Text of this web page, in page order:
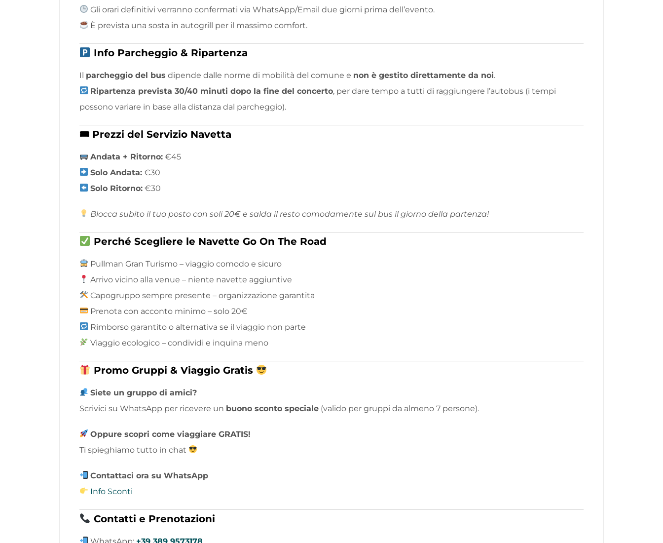
Gli orari definitivi verranno confermati via WhatsApp/Email due giorni prima dell’evento.
È prevista una sosta in autogrill per il massimo comfort.
Info Parcheggio & Ripartenza
Il parcheggio del bus dipende dalle norme di mobilità del comune e non è gestito direttamente da noi.
Ripartenza prevista 30/40 minuti dopo la fine del concerto, per dare tempo a tutti di raggiungere l’autobus (i tempi
possono variare in base alla distanza dal parcheggio).
🎟 Prezzi del Servizio Navetta
Andata + Ritorno: €45
Solo Andata: €30
Solo Ritorno: €30
Blocca subito il tuo posto con soli 20€ e salda il resto comodamente sul bus il giorno della partenza!
Perché Scegliere le Navette Go On The Road
Pullman Gran Turismo – viaggio comodo e sicuro
Arrivo vicino alla venue – niente navette aggiuntive
Capogruppo sempre presente – organizzazione garantita
Prenota con acconto minimo – solo 20€
Rimborso garantito o alternativa se il viaggio non parte
Viaggio ecologico – condividi e inquina meno
Promo Gruppi & Viaggio Gratis
Siete un gruppo di amici?
Scrivici su WhatsApp per ricevere un buono sconto speciale (valido per gruppi da almeno 7 persone).
Oppure scopri come viaggiare GRATIS!
Ti spieghiamo tutto in chat
Contattaci ora su WhatsApp
Info Sconti
Contatti e Prenotazioni